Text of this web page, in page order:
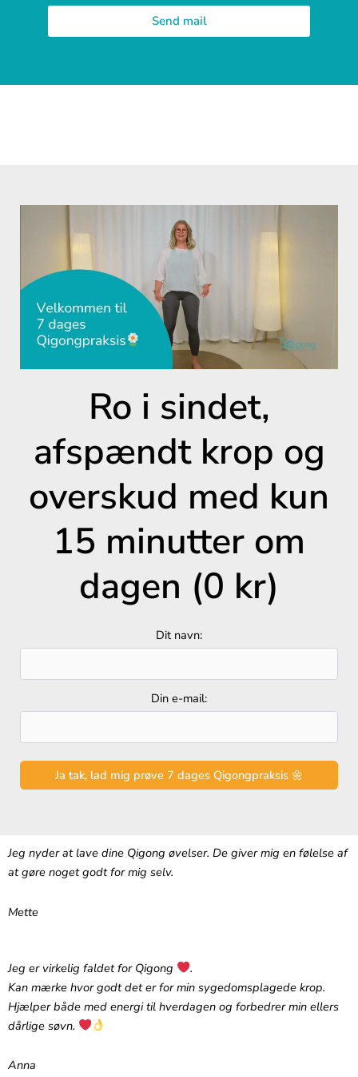
Send mail
Ro i sindet,
afspændt krop og
overskud med kun
15 minutter om
dagen (0 kr)
Dit navn:
Din e-mail:
Jeg nyder at lave dine Qigong øvelser. De giver mig en følelse af
at gøre noget godt for mig selv.
Mette
Jeg er virkelig faldet for Qigong
.‬
‪Kan mærke hvor godt det er for min sygedomsplagede krop.
Hjælper både med energi til hverdagen og forbedrer min ellers
dårlige søvn.
Anna